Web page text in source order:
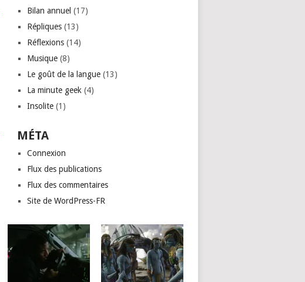
Bilan annuel (17)
Répliques (13)
Réflexions (14)
Musique (8)
Le goût de la langue (13)
La minute geek (4)
Insolite (1)
MÉTA
Connexion
Flux des publications
Flux des commentaires
Site de WordPress-FR